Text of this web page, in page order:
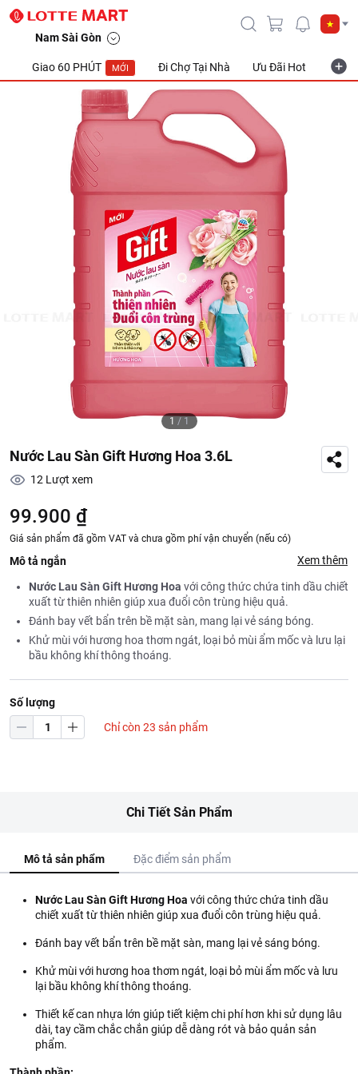
Nam Sài Gòn
Giao 60 PHÚT MỚI Đi Chợ Tại Nhà Ưu Đãi Hot
1 / 1
Nước Lau Sàn Gift Hương Hoa 3.6L
12 Lượt xem
99.900 ₫
Giá sản phẩm đã gồm VAT và chưa gồm phí vận chuyển (nếu có)
Mô tả ngắn Xem thêm
Nước Lau Sàn Gift Hương Hoa với công thức chứa tinh dầu chiết
xuất từ thiên nhiên giúp xua đuổi côn trùng hiệu quả.
Đánh bay vết bẩn trên bề mặt sàn, mang lại vẻ sáng bóng.
Khử mùi với hương hoa thơm ngát, loại bỏ mùi ẩm mốc và lưu lại
bầu không khí thông thoáng.
Số lượng
Chỉ còn 23 sản phẩm
Chi Tiết Sản Phẩm
Mô tả sản phẩm Đặc điểm sản phẩm
Nước Lau Sàn Gift Hương Hoa với công thức chứa tinh dầu
chiết xuất từ thiên nhiên giúp xua đuổi côn trùng hiệu quả.
Đánh bay vết bẩn trên bề mặt sàn, mang lại vẻ sáng bóng.
Khử mùi với hương hoa thơm ngát, loại bỏ mùi ẩm mốc và lưu
lại bầu không khí thông thoáng.
Thiết kế can nhựa lớn giúp tiết kiệm chi phí hơn khi sử dụng lâu
dài, tay cầm chắc chắn giúp dễ dàng rót và bảo quản sản
phẩm.